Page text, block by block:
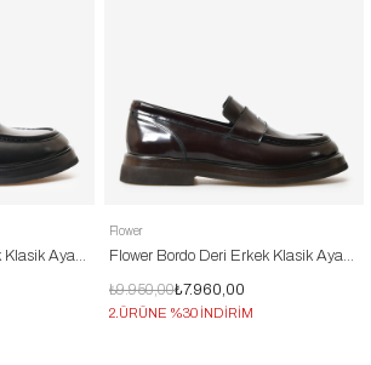
Flower Siyah Deri Erkek Klasik Ayakkabı
Flower
Flower Bordo Deri Erkek Klasik Ayakkabı
₺7.960,00
₺9.950,00
2.ÜRÜNE %30 İNDİRİM